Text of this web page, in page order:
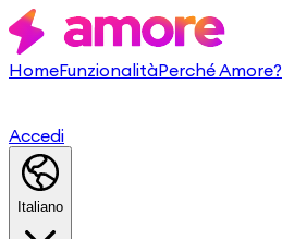
HomeFunzionalitàPerché Amore?
Accedi
Italiano